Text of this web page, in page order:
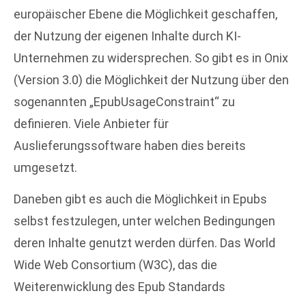
europäischer Ebene die Möglichkeit geschaffen,
der Nutzung der eigenen Inhalte durch KI-
Unternehmen zu widersprechen. So gibt es in Onix
(Version 3.0) die Möglichkeit der Nutzung über den
sogenannten „EpubUsageConstraint“ zu
definieren. Viele Anbieter für
Auslieferungssoftware haben dies bereits
umgesetzt.
Daneben gibt es auch die Möglichkeit in Epubs
selbst festzulegen, unter welchen Bedingungen
deren Inhalte genutzt werden dürfen. Das World
Wide Web Consortium (W3C), das die
Weiterenwicklung des Epub Standards